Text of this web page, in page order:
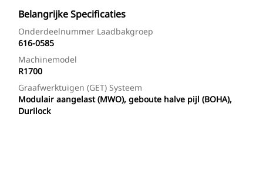
Belangrijke Specificaties
Onderdeelnummer Laadbakgroep
616-0585
Machinemodel
R1700
Graafwerktuigen (GET) Systeem
Modulair aangelast (MWO), geboute halve pijl (BOHA),
Durilock